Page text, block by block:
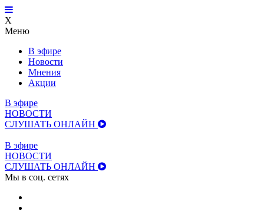
X
Меню
В эфире
Новости
Мнения
Акции
В эфире
НОВОСТИ
СЛУШАТЬ ОНЛАЙН
В эфире
НОВОСТИ
СЛУШАТЬ ОНЛАЙН
Мы в соц. сетях